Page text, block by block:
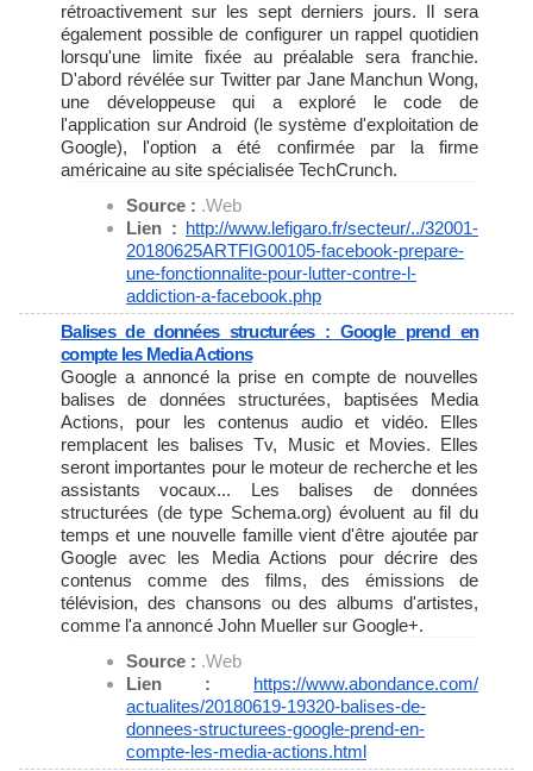
rétroactivement sur les sept derniers jours. Il sera
également possible de configurer un rappel quotidien
lorsqu'une limite fixée au préalable sera franchie.
D'abord révélée sur Twitter par Jane Manchun Wong,
une développeuse qui a exploré le code de
l'application sur Android (le système d'exploitation de
Google), l'option a été confirmée par la firme
américaine au site spécialisée TechCrunch.
Source : .Web
Lien : http://www.lefigaro.fr/secteur/../32001-
20180625ARTFIG00105-facebook-prepare-
une-fonctionnalite-pour-lutter-contre-l-
addiction-a-facebook.php
Balises de données structurées : Google prend en
compte les Media Actions
Google a annoncé la prise en compte de nouvelles
balises de données structurées, baptisées Media
Actions, pour les contenus audio et vidéo. Elles
remplacent les balises Tv, Music et Movies. Elles
seront importantes pour le moteur de recherche et les
assistants vocaux... Les balises de données
structurées (de type Schema.org) évoluent au fil du
temps et une nouvelle famille vient d'être ajoutée par
Google avec les Media Actions pour décrire des
contenus comme des films, des émissions de
télévision, des chansons ou des albums d'artistes,
comme l'a annoncé John Mueller sur Google+.
Source : .Web
Lien : https://www.abondance.com/
actualites/20180619-19320-balises-de-
donnees-structurees-google-prend-en-
compte-les-media-actions.html